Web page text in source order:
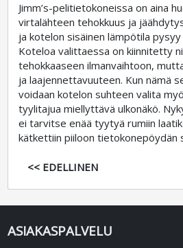
Jimm’s-pelitietokoneissa on aina
virtalähteen tehokkuus ja
ja kotelon sisäinen lämpötila pysyy
Koteloa valittaessa on kiinnitetty
tehokkaaseen ilmanvaihtoon,
ja laajennettavuuteen. Kun nämä
voidaan kotelon suhteen valita
tyylitajua miellyttävä ulkonäkö.
ei tarvitse enää tyytyä rumiin
kätkettiin piiloon tietokonepöydän
<< EDELLINEN
ASIAKASPALVELU